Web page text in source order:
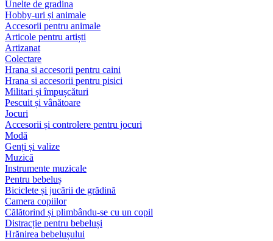
Unelte de gradina
Hobby-uri și animale
Accesorii pentru animale
Articole pentru artiști
Artizanat
Colectare
Hrana si accesorii pentru caini
Hrana si accesorii pentru pisici
Militari și împușcături
Pescuit și vânătoare
Jocuri
Accesorii și controlere pentru jocuri
Modă
Genți și valize
Muzică
Instrumente muzicale
Pentru bebeluș
Biciclete și jucării de grădină
Camera copiilor
Călătorind și plimbându-se cu un copil
Distracție pentru bebeluși
Hrănirea bebelușului